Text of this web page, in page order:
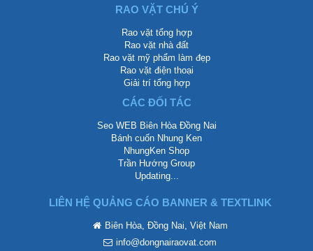
RAO VẶT CHÚ Ý
Rao vặt tổng hợp
Rao vặt nhà đất
Rao vặt mỹ phẩm làm đẹp
Rao vặt điện thoại
Giải trí tổng hợp
CÁC ĐỐI TÁC
Seo WEB Biên Hòa Đồng Nai
Bánh cuốn Nhung Ken
NhungKen Shop
Trần Hướng Group
Updating...
LIÊN HỆ QUẢNG CÁO BANNER & TEXTLINK
Biên Hòa, Đồng Nai, Việt Nam
info@dongnairaovat.com